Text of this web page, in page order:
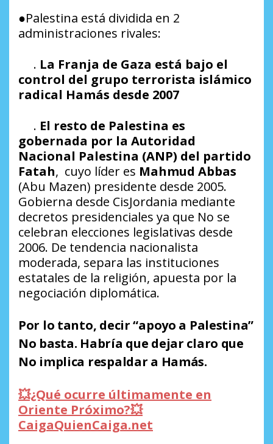
●Palestina está dividida en 2
administraciones rivales:
. La Franja de Gaza está bajo el
control del grupo terrorista islámico
radical Hamás desde 2007
. El resto de Palestina es
gobernada por la Autoridad
Nacional Palestina (ANP) del partido
Fatah, cuyo líder es Mahmud Abbas
(Abu Mazen) presidente desde 2005.
Gobierna desde CisJordania mediante
decretos presidenciales ya que No se
celebran elecciones legislativas desde
2006. De tendencia nacionalista
moderada, separa las instituciones
estatales de la religión, apuesta por la
negociación diplomática.
Por lo tanto, decir “apoyo a Palestina”
No basta. Habría que dejar claro que
No implica respaldar a Hamás.
💥¿Qué ocurre últimamente en
Oriente Próximo?💥
CaigaQuienCaiga.net